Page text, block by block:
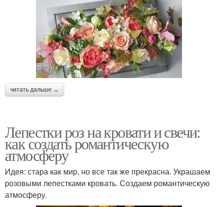
читать дальше →
Лепестки роз на кровати и свечи:
как создать романтическую
атмосферу
Идея: стара как мир, но все так же прекрасна. Украшаем
розовыми лепестками кровать. Создаем романтическую
атмосферу.